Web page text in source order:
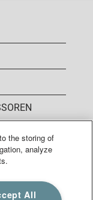
the storing of
analyze
All